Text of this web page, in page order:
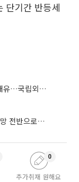
단기간 반등세
이 대통령, 규제합리화위 부위원장에 김태유…국립외교원장 김흥규
이 대통령 “아르헨, 최적의 파트너⋯공급망 전반으로 확대”
추가취재 원해요
0